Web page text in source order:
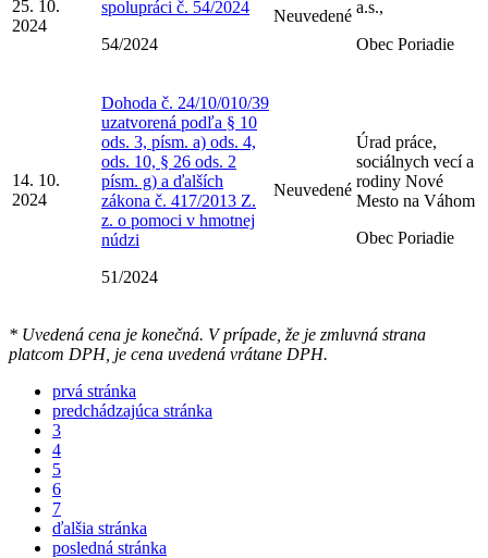
25. 10.
2024
spolupráci č. 54/2024
54/2024
Neuvedené a.s.,
Obec Poriadie
14. 10.
2024
Dohoda č. 24/10/010/39
uzatvorená podľa § 10
ods. 3, písm. a) ods. 4,
ods. 10, § 26 ods. 2
písm. g) a ďalších
zákona č. 417/2013 Z.
z. o pomoci v hmotnej
núdzi
51/2024
Neuvedené
Úrad práce,
sociálnych vecí a
rodiny Nové
Mesto na Váhom
Obec Poriadie
* Uvedená cena je konečná. V prípade, že je zmluvná strana
platcom DPH, je cena uvedená vrátane DPH.
prvá stránka
predchádzajúca stránka
3
4
5
6
7
ďalšia stránka
posledná stránka